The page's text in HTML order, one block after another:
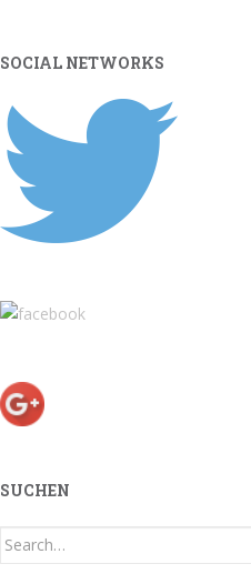
SOCIAL NETWORKS
SUCHEN
Search